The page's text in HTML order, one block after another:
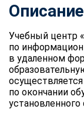
Учебный центр
по
в удаленном
по окончании
установленного